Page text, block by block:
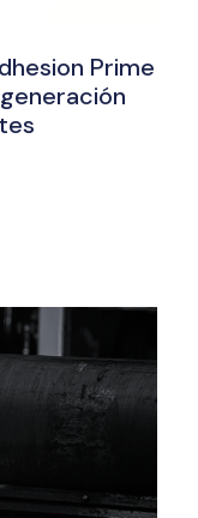
Prime